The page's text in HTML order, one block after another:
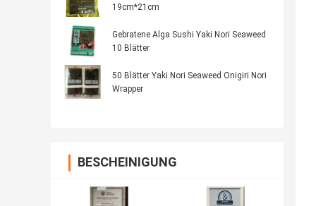
19cm*21cm
Gebratene Alga Sushi Yaki Nori Seaweed
10 Blätter
50 Blätter Yaki Nori Seaweed Onigiri Nori
Wrapper
BESCHEINIGUNG